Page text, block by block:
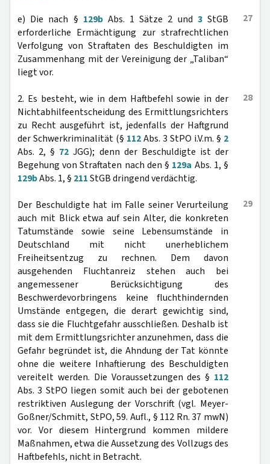
27
e) Die nach § 129bAbs. 1 Sätze 2 und 3StGB
erforderliche Ermächtigung zur strafrechtlichen
Verfolgung von Straftaten des Beschuldigten im
Zusammenhang mit der Vereinigung der „Taliban“
liegt vor.
28
2. Es besteht, wie in dem Haftbefehl sowie in der
Nichtabhilfeentscheidung des Ermittlungsrichters
zu Recht ausgeführt ist, jedenfalls der Haftgrund
der Schwerkriminalität (§ 112Abs. 3 StPO i.V.m. § 2
Abs. 2, § 72 JGG); denn der Beschuldigte ist der
Begehung von Straftaten nach den § 129a Abs. 1, §
129bAbs. 1, § 211StGB dringend verdächtig.
29
Der Beschuldigte hat im Falle seiner Verurteilung
auch mit Blick etwa auf sein Alter, die konkreten
Tatumstände sowie seine Lebensumstände in
Deutschland mit nicht unerheblichem
Freiheitsentzug zu rechnen. Dem davon
ausgehenden Fluchtanreiz stehen auch bei
angemessener Berücksichtigung des
Beschwerdevorbringens keine fluchthindernden
Umstände entgegen, die derart gewichtig sind,
dass sie die Fluchtgefahr ausschließen. Deshalb ist
mit dem Ermittlungsrichter anzunehmen, dass die
Gefahr begründet ist, die Ahndung der Tat könnte
ohne die weitere Inhaftierung des Beschuldigten
vereitelt werden. Die Voraussetzungen des § 112
Abs. 3 StPO liegen somit auch bei der gebotenen
restriktiven Auslegung der Vorschrift (vgl. Meyer-
Goßner/Schmitt, StPO, 59. Aufl., § 112 Rn. 37 mwN)
vor. Vor diesem Hintergrund kommen mildere
Maßnahmen, etwa die Aussetzung des Vollzugs des
Haftbefehls, nicht in Betracht.